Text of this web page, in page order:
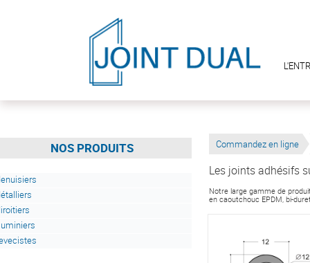
NOS PRODUITS Commandez en ligne
Les joints adhésifs
Notre large gamme de
en caoutchouc EPDM, bi-